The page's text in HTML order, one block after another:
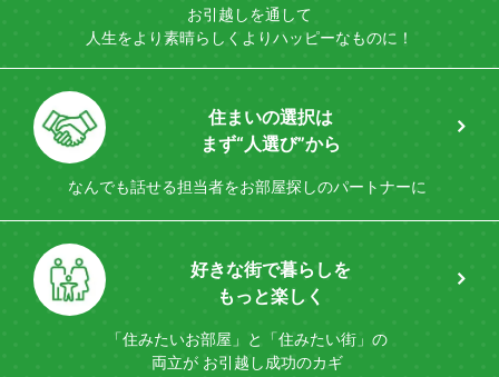
お引越しを通して
人生をより素晴らしく よりハッピーなものに！
住まいの選択は
まず“人選び”から
なんでも話せる担当者をお部屋探しのパートナーに
好きな街で暮らしを
もっと楽しく
「住みたいお部屋」と「住みたい街」の
両立がお引越し成功のカギ